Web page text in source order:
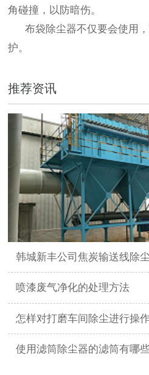
角碰撞，以防暗伤。
布袋除尘器不仅要会使用，
护。
推荐资讯
韩城新丰公司焦炭输送线除
喷漆废气净化的处理方法
怎样对打磨车间除尘进行操
使用滤筒除尘器的滤筒有哪